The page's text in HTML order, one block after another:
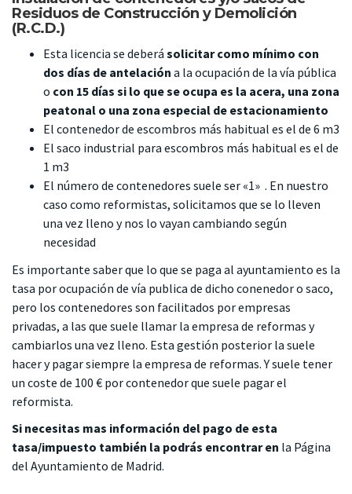
Residuos de Construcción y Demolición
(R.C.D.)
Esta licencia se deberá solicitar como mínimo con
dos días de antelación a la ocupación de la vía pública
o con 15 días si lo que se ocupa es la acera, una zona
peatonal o una zona especial de estacionamiento
El contenedor de escombros más habitual es el de 6 m3
El saco industrial para escombros más habitual es el de
1 m3
El número de contenedores suele ser «1» . En nuestro
caso como reformistas, solicitamos que se lo lleven
una vez lleno y nos lo vayan cambiando según
necesidad
Es importante saber que lo que se paga al ayuntamiento es la
tasa por ocupación de vía publica de dicho conenedor o saco,
pero los contenedores son facilitados por empresas
privadas, a las que suele llamar la empresa de reformas y
cambiarlos una vez lleno. Esta gestión posterior la suele
hacer y pagar siempre la empresa de reformas. Y suele tener
un coste de 100 € por contenedor que suele pagar el
reformista.
Si necesitas mas información del pago de esta
tasa/impuesto también la podrás encontrar en la Página
del Ayuntamiento de Madrid.